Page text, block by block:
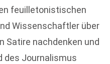
feuilletonistischen
Wissenschaftler über
Satire nachdenken und
des Journalismus